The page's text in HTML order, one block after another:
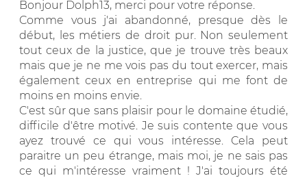
Bonjour Dolph13, merci pour votre réponse.
Comme vous j'ai abandonné, presque dès le
début, les métiers de droit pur. Non seulement
tout ceux de la justice, que je trouve très beaux
mais que je ne me vois pas du tout exercer, mais
également ceux en entreprise qui me font de
moins en moins envie.
C'est sûr que sans plaisir pour le domaine étudié,
difficile d'être motivé. Je suis contente que vous
ayez trouvé ce qui vous intéresse. Cela peut
paraitre un peu étrange, mais moi, je ne sais pas
ce qui m'intéresse vraiment ! J'ai toujours été